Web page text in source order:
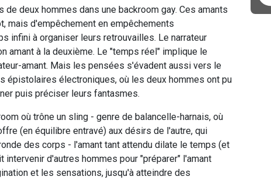
deux hommes dans une backroom gay. Ces amants
mais d'empêchement en empêchements
infini à organiser leurs retrouvailles. Le narrateur
amant à la deuxième. Le "temps réel" implique le
amant. Mais les pensées s'évadent aussi vers le
épistolaires électroniques, où les deux hommes ont pu
puis préciser leurs fantasmes.
où trône un sling - genre de balancelle-harnais, où
(en équilibre entravé) aux désirs de l'autre, qui
des corps - l'amant tant attendu dilate le temps (et
d'autres hommes pour "préparer" l'amant
et les sensations, jusqu'à atteindre des